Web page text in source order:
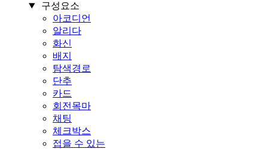
구성요소
아코디언
알리다
화신
배지
탐색경로
단추
카드
회전목마
채팅
체크박스
접을 수 있는